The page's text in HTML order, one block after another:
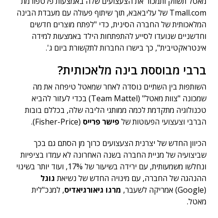
Tmall.com של עליבאבא, תוך שיתוף פעולה עם מעבדת הבינה
המלאכותית של החברה הסינית, כדי "לפתח מוצרים חדשים
וחדשניים שנועדו לסייע להתפתחות הילד באמצעות למידה
אינטראקטיבית", כך בישרו החברות לתקשורת ביום ג'.
ברבי מבוססת בינה מלאכותית?
השותפות בין השתיים נוסדה לאחר שמאטל טיפחה את מה
שמכונה "צוות מאטל" (Team Mattel) בכדי לעזור להביא
טכנולוגיה מתקדמת לכמה ממותגי הליבה שלה, בכללם בובות
הברבי וצעצועי הפעוטות שלפישר פרייס (Fisher-Price).
הכיוון החדש של יצרנית הצעצועים כרוך מן הסתם גם בכך
שביצועיה של מניית החברה בשנה האחרונה לא עמדו בציפיות
ונחלשו משמעותית, עם ירידה בשיעור של 17%, ועוד יותר בשינוי
ההנהגה של החברה, עם מינויה החדש של נשיאת גוגל
(Google) אמריקה לשעבר,
מרגו גיאורגיאדיס, למנכ"לית
מאטל.